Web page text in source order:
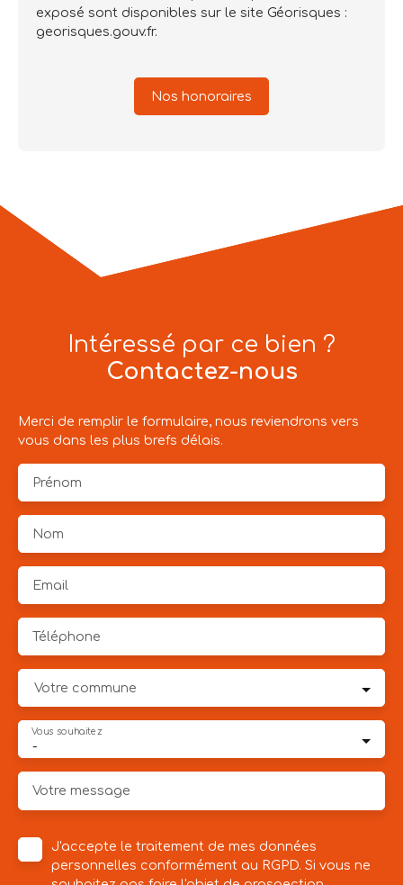
exposé sont disponibles sur le site Géorisques :
georisques.gouv.fr.
Nos honoraires
Intéressé par ce bien ?
Contactez-nous
Merci de remplir le formulaire, nous reviendrons vers
vous dans les plus brefs délais.
Prénom
Nom
Email
Téléphone
Votre commune
-
Vous souhaitez
Votre message
J'accepte le traitement de mes données
personnelles conformément au RGPD. Si vous ne